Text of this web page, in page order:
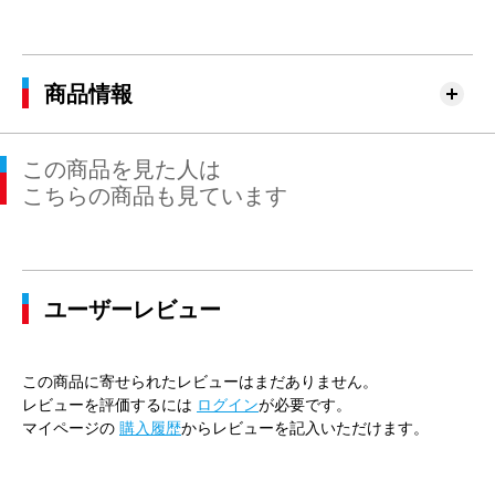
商品情報
この商品を見た人は
こちらの商品も見ています
ユーザーレビュー
この商品に寄せられたレビューはまだありません。
レビューを評価するには ログインが必要です。
マイページの 購入履歴からレビューを記入いただけます。